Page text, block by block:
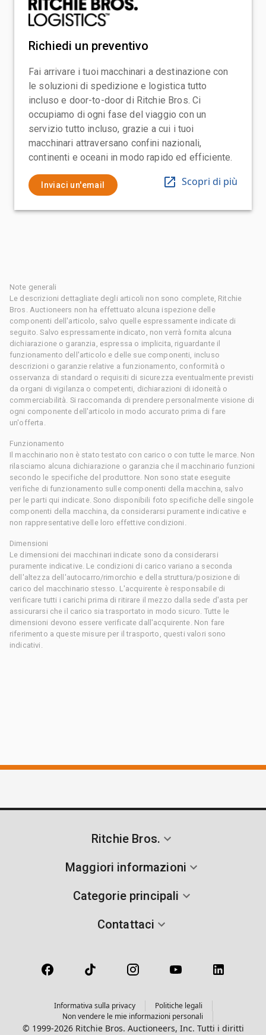
Richiedi un preventivo
Fai arrivare i tuoi macchinari a destinazione con
le soluzioni di spedizione e logistica tutto
incluso e door-to-door di Ritchie Bros. Ci
occupiamo di ogni fase del viaggio con un
servizio tutto incluso, grazie a cui i tuoi
macchinari attraversano confini nazionali,
continenti e oceani in modo rapido ed efficiente.
Inviaci un'email Scopri di più
Note generali
Le descrizioni dettagliate degli articoli non sono complete, Ritchie
Bros. Auctioneers non ha effettuato alcuna ispezione delle
componenti dell'articolo, salvo quelle espressamente indicate di
seguito. Salvo espressamente indicato, non verrà fornita alcuna
dichiarazione o garanzia, espressa o implicita, riguardante il
funzionamento dell'articolo e delle sue componenti, incluso
descrizioni o garanzie relative a funzionamento, conformità o
osservanza di standard o requisiti di sicurezza eventualmente previsti
da organi di vigilanza o competenti, dichiarazioni di idoneità o
commerciabilità. Si raccomanda di prendere personalmente visione di
ogni componente dell'articolo in modo accurato prima di fare
un'offerta.
Funzionamento
Il macchinario non è stato testato con carico o con tutte le marce. Non
rilasciamo alcuna dichiarazione o garanzia che il macchinario funzioni
secondo le specifiche del produttore. Non sono state eseguite
verifiche di funzionamento sulle componenti della macchina, salvo
per le parti qui indicate. Sono disponibili foto specifiche delle singole
componenti della macchina, da considerarsi puramente indicative e
non rappresentative delle loro effettive condizioni.
Dimensioni
Le dimensioni dei macchinari indicate sono da considerarsi
puramente indicative. Le condizioni di carico variano a seconda
dell'altezza dell'autocarro/rimorchio e della struttura/posizione di
carico del macchinario stesso. L'acquirente è responsabile di
verificare tutti i carichi prima di ritirare il mezzo dalla sede d'asta per
assicurarsi che il carico sia trasportato in modo sicuro. Tutte le
dimensioni devono essere verificate dall'acquirente. Non fare
riferimento a queste misure per il trasporto, questi valori sono
indicativi.
Ritchie Bros.
Maggiori informazioni
Categorie principali
Contattaci
Informativa sulla privacy
Politiche legali
Non vendere le mie informazioni personali
© 1999-2026 Ritchie Bros. Auctioneers, Inc. Tutti i diritti